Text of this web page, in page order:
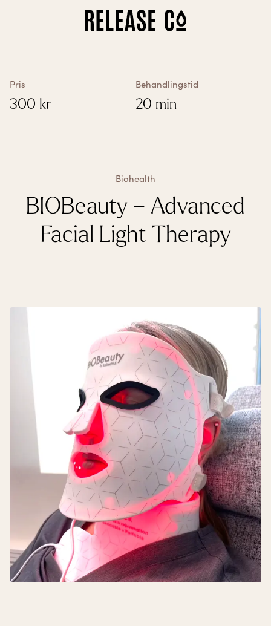
Biological Age Test
Kontoinställningar
Pris
300 kr
Behandlingstid
20 min
BIOBeauty – Advanced
Facial Light Therapy
Biohealth